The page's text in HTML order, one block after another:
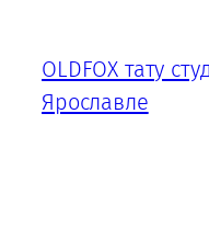
содержимому
OLDFOX тату
Ярославле